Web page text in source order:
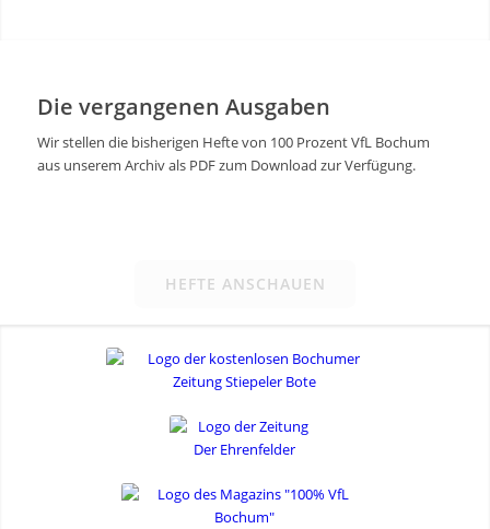
Die vergangenen Ausgaben
Wir stellen die bisherigen Hefte von 100 Prozent VfL Bochum
aus unserem Archiv als PDF zum Download zur Verfügung.
HEFTE ANSCHAUEN